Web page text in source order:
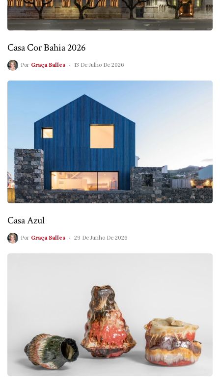
Casa Cor Bahia 2026
Por Graça Salles 13 De Julho De 2026
Casa Azul
Por Graça Salles 29 De Junho De 2026